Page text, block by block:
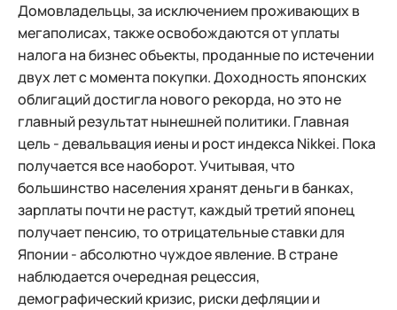
Домовладельцы, за исключением проживающих в
мегаполисах, также освобождаются от уплаты
налога на бизнес объекты, проданные по истечении
двух лет с момента покупки. Доходность японских
облигаций достигла нового рекорда, но это не
главный результат нынешней политики. Главная
цель - девальвация иены и рост индекса Nikkei. Пока
получается все наоборот. Учитывая, что
большинство населения хранят деньги в банках,
зарплаты почти не растут, каждый третий японец
получает пенсию, то отрицательные ставки для
Японии - абсолютно чуждое явление. В стране
наблюдается очередная рецессия,
демографический кризис, риски дефляции и